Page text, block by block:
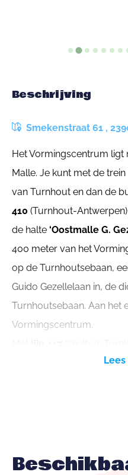
Beschrijving
Smekenstraat 61 ,
Het Vormingscentrum ligt
Malle. Je kunt met de
van Turnhout en dan de
410 (Turnhout-
de halte ‘Oostmalle G.
400 meter van het
op de Turnhoutsebaan,
Guido Gezellelaan in, de
Turnhoutsebaan. Aan het
Vormingscentrum.
'Oostmalle
Gravenwezel-Scholen